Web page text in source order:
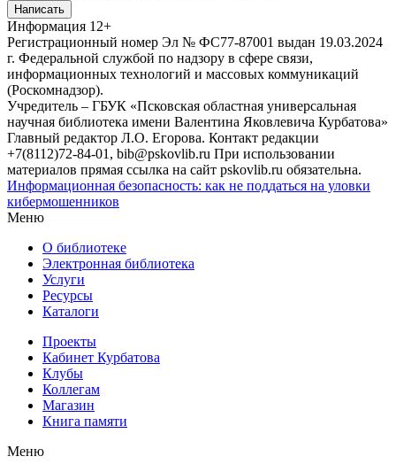
Написать
Информация 12+
Регистрационный номер Эл № ФС77-87001 выдан 19.03.2024
г. Федеральной службой по надзору в сфере связи,
информационных технологий и массовых коммуникаций
(Роскомнадзор).
Учредитель – ГБУК «Псковская областная универсальная
научная библиотека имени Валентина Яковлевича Курбатова»
Главный редактор Л.О. Егорова. Контакт редакции
+7(8112)72-84-01, bib@pskovlib.ru При использовании
материалов прямая ссылка на сайт pskovlib.ru обязательна.
Информационная безопасность: как не поддаться на уловки
кибермошенников
Меню
О библиотеке
Электронная библиотека
Услуги
Ресурсы
Каталоги
Проекты
Кабинет Курбатова
Клубы
Коллегам
Магазин
Книга памяти
Меню